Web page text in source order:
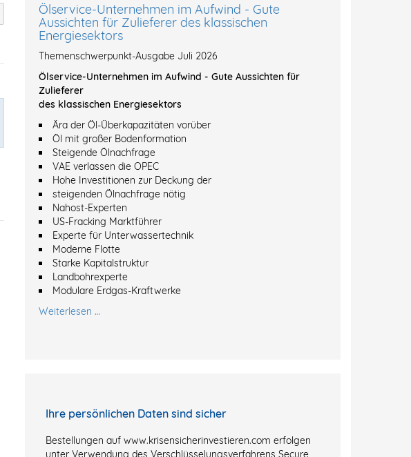
Ölservice-Unternehmen im Aufwind - Gute
Aussichten für Zulieferer des klassischen
Energiesektors
Themenschwerpunkt-Ausgabe Juli 2026
Ölservice-Unternehmen im Aufwind - Gute Aussichten für
Zulieferer
des klassischen Energiesektors
Ära der Öl-Überkapazitäten vorüber
Öl mit großer Bodenformation
Steigende Ölnachfrage
VAE verlassen die OPEC
Hohe Investitionen zur Deckung der
steigenden Ölnachfrage nötig
Nahost-Experten
US-Fracking Marktführer
Experte für Unterwassertechnik
Moderne Flotte
Starke Kapitalstruktur
Landbohrexperte
Modulare Erdgas-Kraftwerke
Weiterlesen …
Ihre persönlichen Daten sind sicher
Bestellungen auf www.krisensicherinvestieren.com erfolgen
unter Verwendung des Verschlüsselungsverfahrens Secure